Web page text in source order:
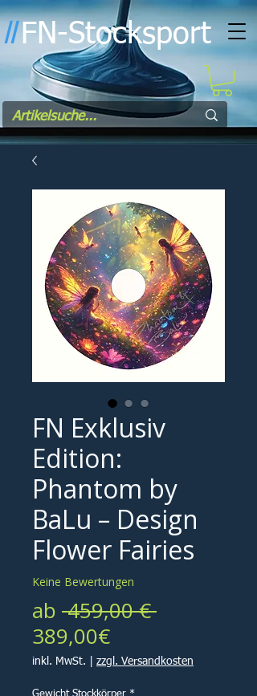
ll FN-Stocksport
FN Exklusiv
Edition:
Phantom by
BaLu – Design
Flower Fairies
Keine Bewertungen
ab 459,00 €
389,00€Sale-
Preis
inkl. MwSt. zzgl. Versandkosten